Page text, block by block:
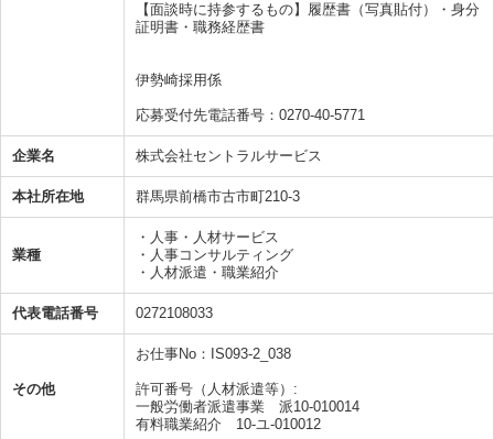
【面談時に持参するもの】履歴書（写真貼付）・身分
証明書・職務経歴書
伊勢崎採用係
応募受付先電話番号：0270-40-5771
企業名 株式会社セントラルサービス
本社所在地 群馬県前橋市古市町210-3
業種
・人事・人材サービス
・人事コンサルティング
・人材派遣・職業紹介
代表電話番号 0272108033
その他
お仕事No：IS093-2_038
許可番号（人材派遣等）:
一般労働者派遣事業 派10-010014
有料職業紹介 10-ユ-010012